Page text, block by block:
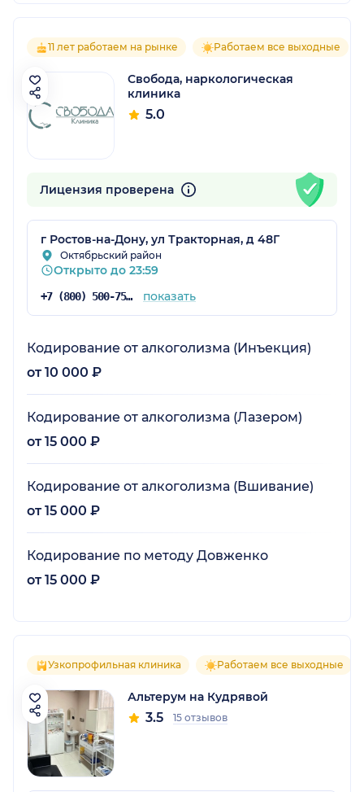
11 лет работаем на рынке Работаем все выходные
Свобода, наркологическая
клиника
5.0
Лицензия проверена
г Ростов-на-Дону, ул Тракторная, д 48Г
Октябрьский район
Открыто до 23:59
+7 (800) 500-75-94 показать
Кодирование от алкоголизма (Инъекция)
от 10 000 ₽
Кодирование от алкоголизма (Лазером)
от 15 000 ₽
Кодирование от алкоголизма (Вшивание)
от 15 000 ₽
Кодирование по методу Довженко
от 15 000 ₽
Узкопрофильная клиника Работаем все выходные
Альтерум на Кудрявой
3.5 15 отзывов